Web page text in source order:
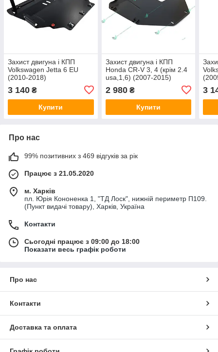
Захист двигуна і КПП
Volkswagen Jetta 6 EU
(2010-2018)
3 140 ₴
Купити
Захист двигуна і КПП
Honda CR-V 3, 4 (крім 2.4
usa,1,6) (2007-2015)
2 980₴
Купити
3
Про нас
99% позитивних з 469 відгуків за рік
Працює з 21.05.2020
м. Харків
пл. Юрія Кононенка 1, "ТД Лоск", нижній периметр П109.
(Пункт видачі товару), Харків, Україна
Контакти
Сьогодні працює з 09:00 до 18:00
Показати весь графік роботи
Про нас
Контакти
Доставка та оплата